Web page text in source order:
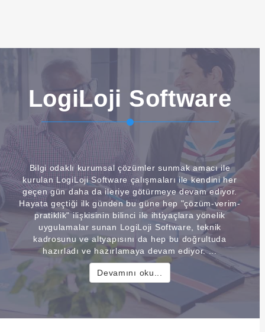
LogiLoji Software
Bilgi odaklı kurumsal çözümler sunmak amacı ile
kurulan LogiLoji Software çalışmaları ile kendini her
geçen gün daha da ileriye götürmeye devam ediyor.
Hayata geçtiği ilk günden bu güne hep "çözüm-verim-
pratiklik" ilişkisinin bilinci ile ihtiyaçlara yönelik
uygulamalar sunan LogiLoji Software, teknik
kadrosunu ve altyapısını da hep bu doğrultuda
hazırladı ve hazırlamaya devam ediyor. ...
Devamını oku...